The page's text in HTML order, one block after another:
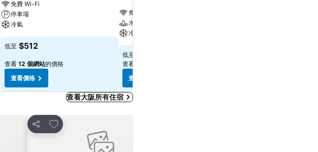
免費 Wi-Fi
停車場
冷氣
低至 $512
查看 12 個網站的價格
查看價格
免費 Wi-Fi
水療
冷氣
低至
查看
查看價格
查看大阪所有住宿
分享
放到收藏夾